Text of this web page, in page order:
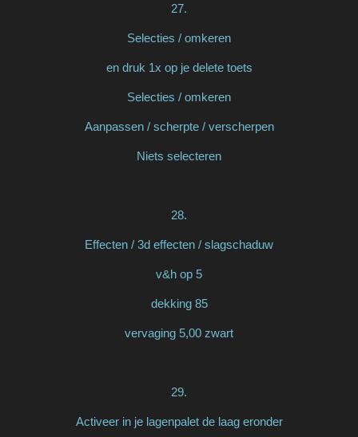
27.
Selecties / omkeren
en druk 1x op je delete toets
Selecties / omkeren
Aanpassen / scherpte / verscherpen
Niets selecteren
28.
Effecten / 3d effecten / slagschaduw
v&h op 5
dekking 85
vervaging 5,00 zwart
29.
Activeer in je lagenpalet de laag eronder